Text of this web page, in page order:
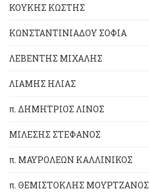
ΚΟΥΚΗΣ ΚΩΣΤΗΣ
ΚΩΝΣΤΑΝΤΙΝΙΑΔΟΥ ΣΟΦΙΑ
ΛΕΒΕΝΤΗΣ ΜΙΧΑΛΗΣ
ΛΙΑΜΗΣ ΗΛΙΑΣ
π. ΔΗΜΗΤΡΙΟΣ ΛΙΝΟΣ
ΜΙΛΕΣΗΣ ΣΤΕΦΑΝΟΣ
π. ΜΑΥΡΟΛΕΩΝ ΚΑΛΛΙΝΙΚΟΣ
π. ΘΕΜΙΣΤΟΚΛΗΣ ΜΟΥΡΤΖΑΝΟΣ